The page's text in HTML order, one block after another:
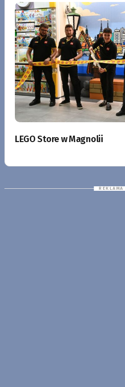
LEGO Store w Magnolii